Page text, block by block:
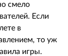
смело
Если
в
то уж
игры.